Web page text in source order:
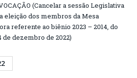
(Cancelar a sessão Legislativa
eleição dos membros da Mesa
referente ao biênio 2023 – 2014, do
de dezembro de 2022)